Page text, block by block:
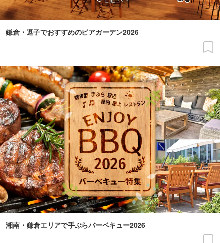
鎌倉・逗子でおすすめのビアガーデン2026
湘南・鎌倉エリアで手ぶらバーベキュー2026